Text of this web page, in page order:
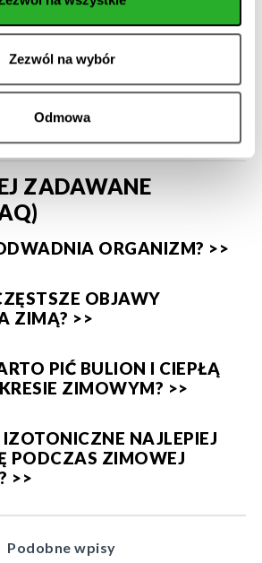
Zezwól na wybór
Odmowa
stosunkiem węglowodanów i
na zimowe aktywności
wchłanianiu w organizmie [1].
stan niedoboru wody w
oraz problemami z
[2].
ZADAWANE
ORGANIZM? >>
OBJAWY
ZIMĄ? >>
PIĆ BULION I CIEPŁĄ
ZIMOWYM? >>
NAJLEPIEJ
PODCZAS ZIMOWEJ
>>
Podobne wpisy